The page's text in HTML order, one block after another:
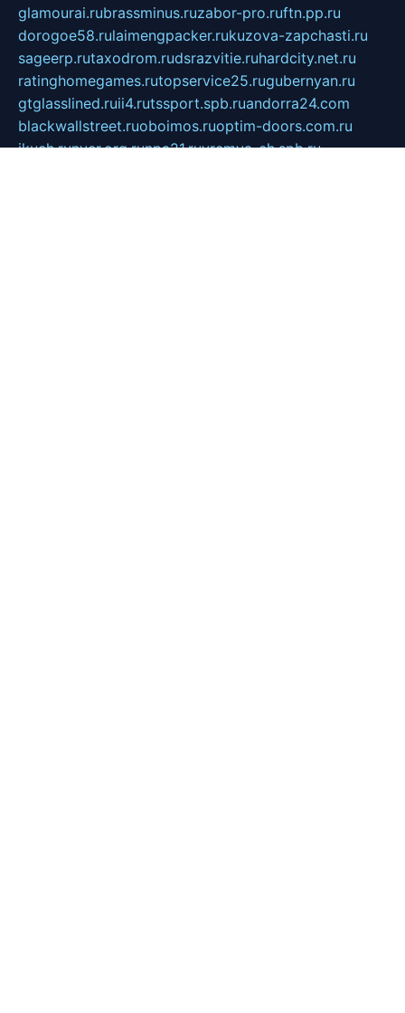
glamourai.rubrassminus.ruzabor-pro.ruftn.pp.ru
dorogoe58.rulaimengpacker.rukuzova-zapchasti.ru
sageerp.rutaxodrom.rudsrazvitie.ruhardcity.net.ru
ratinghomegames.rutopservice25.rugubernyan.ru
gtglasslined.ruii4.rutssport.spb.ruandorra24.com
blackwallstreet.ruoboimos.ruoptim-doors.com.ru
ikuch.runycr.org.runpa21.ruvremya-ch.spb.ru